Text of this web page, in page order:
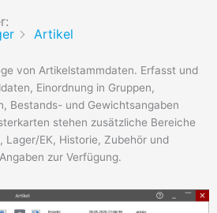
Artikel
von Artikelstammdaten. Erfasst und
Einordnung in Gruppen,
Bestands- und Gewichtsangaben
stehen zusätzliche Bereiche
Lager/EK, Historie, Zubehör und
zur Verfügung.